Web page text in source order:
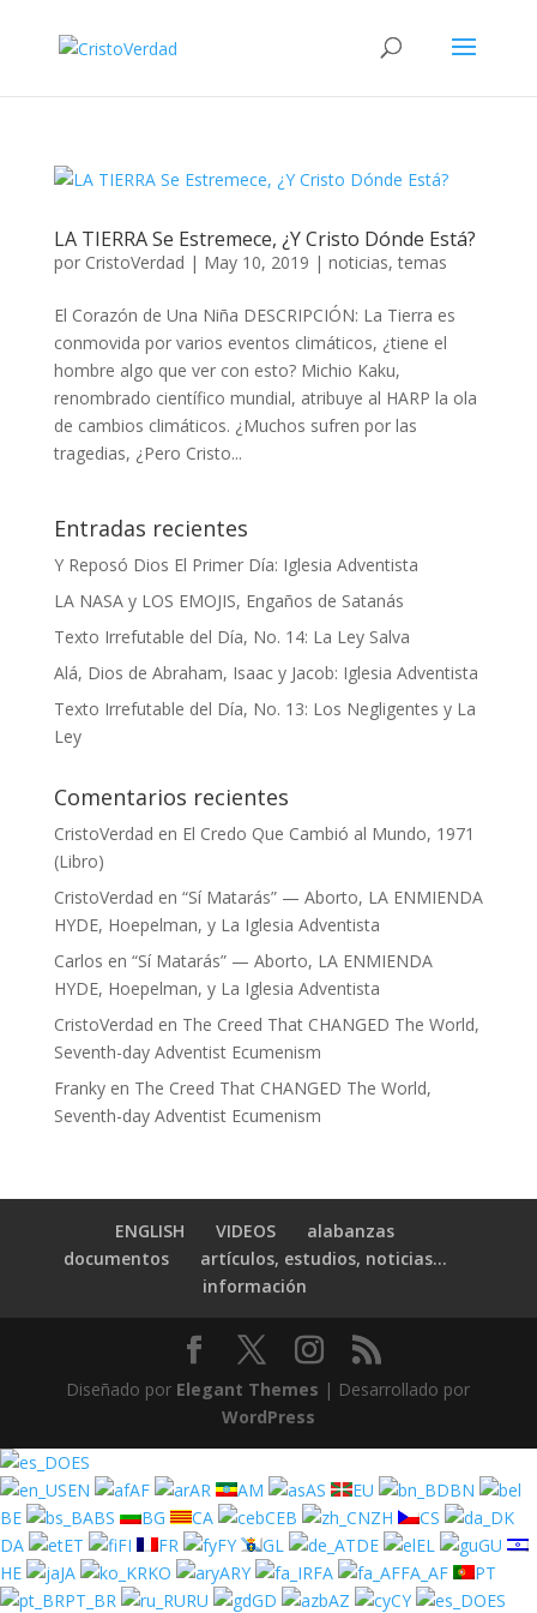
LA TIERRA Se Estremece, ¿Y Cristo Dónde Está?
por CristoVerdad | May 10, 2019 | noticias,temas
El Corazón de Una Niña DESCRIPCIÓN: La Tierra es
conmovida por varios eventos climáticos, ¿tiene el
hombre algo que ver con esto? Michio Kaku,
renombrado científico mundial, atribuye al HARP la ola
de cambios climáticos. ¿Muchos sufren por las
tragedias, ¿Pero Cristo...
Entradas recientes
Y Reposó Dios El Primer Día: Iglesia Adventista
LA NASA y LOS EMOJIS, Engaños de Satanás
Texto Irrefutable del Día, No. 14: La Ley Salva
Alá, Dios de Abraham, Isaac y Jacob: Iglesia Adventista
Texto Irrefutable del Día, No. 13: Los Negligentes y La
Ley
Comentarios recientes
CristoVerdad en El Credo Que Cambió al Mundo, 1971
(Libro)
CristoVerdad en “Sí Matarás” — Aborto, LA ENMIENDA
HYDE, Hoepelman, y La Iglesia Adventista
Carlos en “Sí Matarás” — Aborto, LA ENMIENDA
HYDE, Hoepelman, y La Iglesia Adventista
CristoVerdad en The Creed That CHANGED The World,
Seventh-day Adventist Ecumenism
Frankyen The Creed That CHANGED The World,
Seventh-day Adventist Ecumenism
ENGLISH VIDEOS
alabanzas
documentos
artículos, estudios, noticias…
información
Diseñado por Elegant Themes | Desarrollado por
WordPress
ES
EN
AF AR AM AS EU
BN
BE
BS BG CA CEB ZH
CS
DA
ET FI FR FY GL DE EL
GU
HE
JA KO ARY FA FA_AF
PT
PT_BR
RU GD AZ CY ES